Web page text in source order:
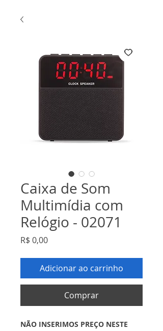
Caixa de Som
Multimídia com
Relógio - 02071
R$ 0,00Preço
Adicionar ao carrinho
Comprar
NÃO INSERIMOS PREÇO NESTE